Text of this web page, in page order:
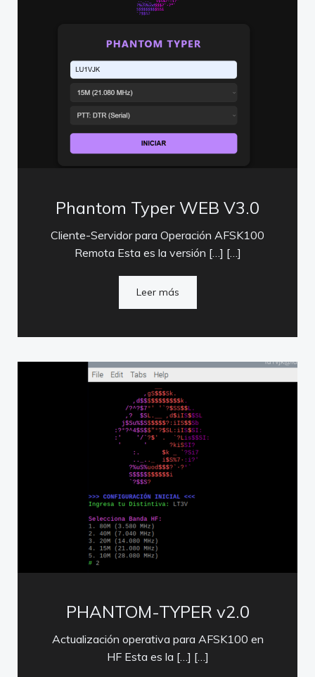
Phantom Typer WEB V3.0
Cliente-Servidor para Operación AFSK100
Remota Esta es la versión […] […]
Leer más
PHANTOM-TYPER v2.0
Actualización operativa para AFSK100 en
HF Esta es la […] […]